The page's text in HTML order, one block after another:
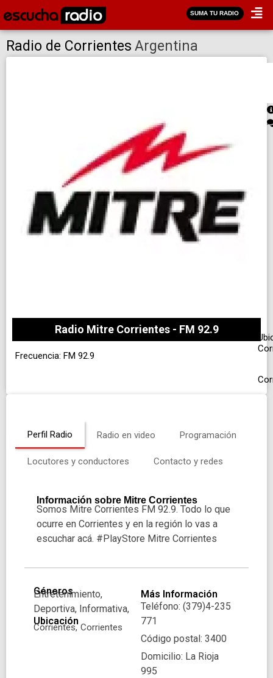
SUMA TU RADIO
Radio de Corrientes Argentina
Radio Mitre Corrientes - FM 92.9
Frecuencia: FM 92.9
Perfil Radio Radio en video Programación
Locutores y conductores Contacto y redes
Información sobre Mitre Corrientes
Somos Mitre Corrientes FM 92.9. Todo lo que
ocurre en Corrientes y en la región lo vas a
escuchar acá. #PlayStore Mitre Corrientes
Géneros
Entretenimiento,
Deportiva, Informativa,
Ubicación
Corrientes, Corrientes
Más Información
Teléfono: (379)4-235
771
Código postal: 3400
Domicilio: La Rioja
995